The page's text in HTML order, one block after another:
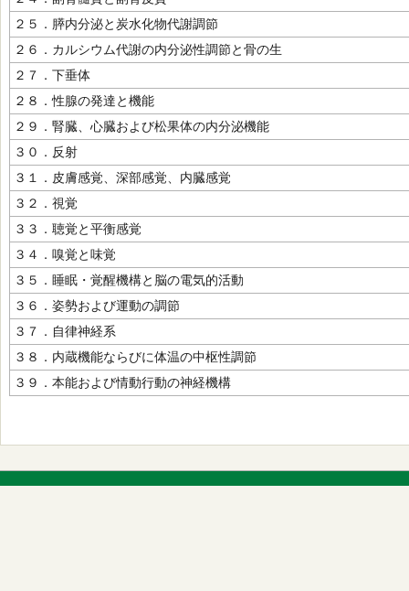
２５．膵内分泌と炭水化物代謝調節
２６．カルシウム代謝の内分泌性調節と骨の生
２７．下垂体
２８．性腺の発達と機能
２９．腎臓、心臓および松果体の内分泌機能
３０．反射
３１．皮膚感覚、深部感覚、内臓感覚
３２．視覚
３３．聴覚と平衡感覚
３４．嗅覚と味覚
３５．睡眠・覚醒機構と脳の電気的活動
３６．姿勢および運動の調節
３７．自律神経系
３８．内蔵機能ならびに体温の中枢性調節
３９．本能および情動行動の神経機構